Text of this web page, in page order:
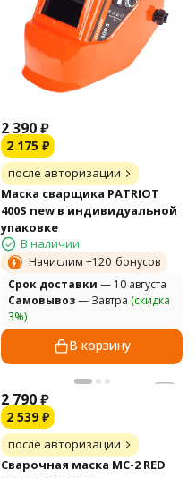
2 390₽
2 175 ₽
после авторизации
Маска сварщика PATRIOT
400S new в индивидуальной
упаковке
В наличии
Начислим +120 бонусов
Cрок доставки — 10 августа
Самовывоз— Завтра (скидка
3%)
В корзину
2 790₽
2 539 ₽
после авторизации
Сварочная маска МС-2 RED